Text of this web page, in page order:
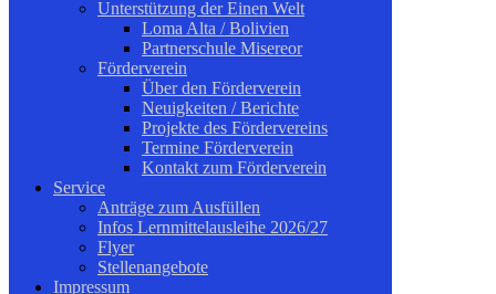
Unterstützung der Einen Welt
Loma Alta / Bolivien
Partnerschule Misereor
Förderverein
Über den Förderverein
Neuigkeiten / Berichte
Projekte des Fördervereins
Termine Förderverein
Kontakt zum Förderverein
Service
Anträge zum Ausfüllen
Infos Lernmittelausleihe 2026/27
Flyer
Stellenangebote
Impressum